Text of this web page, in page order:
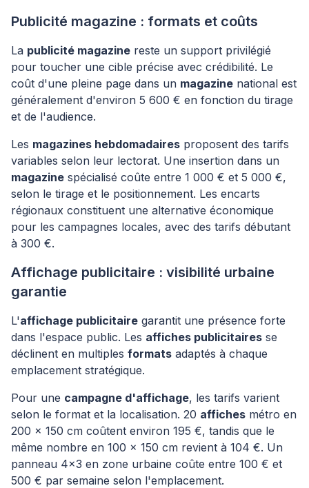
Publicité magazine : formats et coûts
La publicité magazine reste un support privilégié
pour toucher une cible précise avec crédibilité. Le
coût d'une pleine page dans un magazine national est
généralement d'environ 5 600 € en fonction du tirage
et de l'audience.
Les magazines hebdomadaires proposent des tarifs
variables selon leur lectorat. Une insertion dans un
magazine spécialisé coûte entre 1 000 € et 5 000 €,
selon le tirage et le positionnement. Les encarts
régionaux constituent une alternative économique
pour les campagnes locales, avec des tarifs débutant
à 300 €.
Affichage publicitaire : visibilité urbaine
garantie
L'affichage publicitaire garantit une présence forte
dans l'espace public. Les affiches publicitaires se
déclinent en multiples formats adaptés à chaque
emplacement stratégique.
Pour une campagne d'affichage, les tarifs varient
selon le format et la localisation. 20 affiches métro en
200 x 150 cm coûtent environ 195 €, tandis que le
même nombre en 100 x 150 cm revient à 104 €. Un
panneau 4x3 en zone urbaine coûte entre 100 € et
500 € par semaine selon l'emplacement.